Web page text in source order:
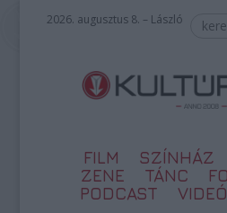
2026. augusztus 8. – László
FILM SZÍNHÁZ
ZENE
TÁNC
PODCAST
VIDEÓ